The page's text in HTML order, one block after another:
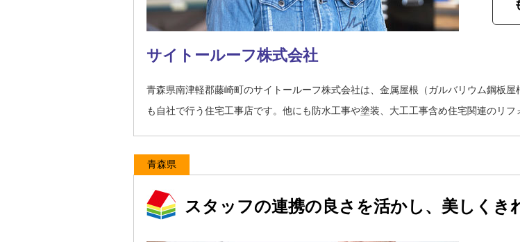
サイトールーフ株式会社
青森県南津軽郡藤崎町のサイトールーフ株式会社は、金属屋根（ガルバリウム鋼板
も自社で行う住宅工事店です。他にも防水工事や塗装、大工工事含め住宅関連のリフ
青森県
スタッフの連携の良さを活かし、美しくき